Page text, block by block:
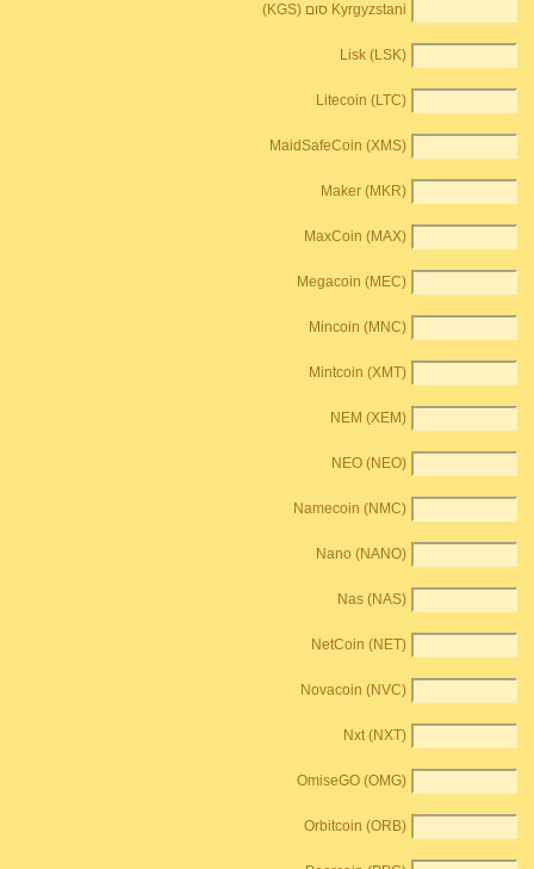
Kyrgyzstani סום (KGS)
Lisk (LSK)
Litecoin (LTC)
MaidSafeCoin (XMS)
Maker (MKR)
MaxCoin (MAX)
Megacoin (MEC)
Mincoin (MNC)
Mintcoin (XMT)
NEM (XEM)
NEO (NEO)
Namecoin (NMC)
Nano (NANO)
Nas (NAS)
NetCoin (NET)
Novacoin (NVC)
Nxt (NXT)
OmiseGO (OMG)
Orbitcoin (ORB)